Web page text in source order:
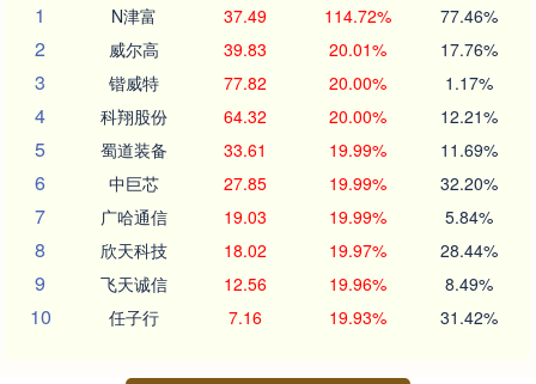
1
N津富 37.49 114.72% 77.46%
2 威尔高 39.83 20.01% 17.76%
3 锴威特 77.82 20.00% 1.17%
4 科翔股份 64.32 20.00% 12.21%
5 蜀道装备 33.61 19.99% 11.69%
6 中巨芯 27.85 19.99% 32.20%
7 广哈通信 19.03 19.99% 5.84%
8 欣天科技 18.02 19.97% 28.44%
9 飞天诚信 12.56 19.96% 8.49%
10 任子行 7.16 19.93% 31.42%